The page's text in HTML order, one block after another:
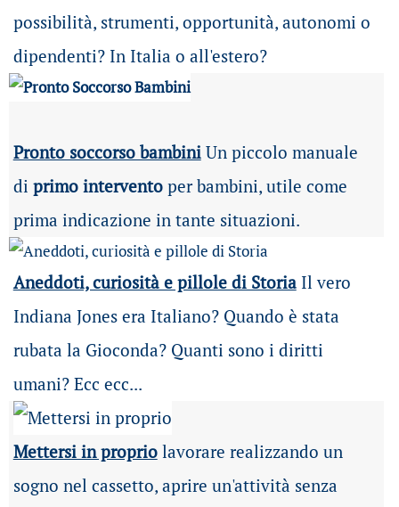
possibilità, strumenti, opportunità, autonomi o
dipendenti? In Italia o all'estero?
Pronto soccorso bambiniUn piccolo manuale
di primo interventoper bambini, utile come
prima indicazione in tante situazioni.
Aneddoti, curiosità e pillole di Storia Il vero
Indiana Jones era Italiano? Quando è stata
rubata la Gioconda? Quanti sono i diritti
umani? Ecc ecc...
Mettersi in propriolavorare realizzando un
sogno nel cassetto, aprire un'attività senza